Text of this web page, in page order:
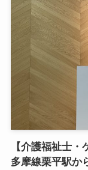
【介護福祉士
多摩線栗平駅か